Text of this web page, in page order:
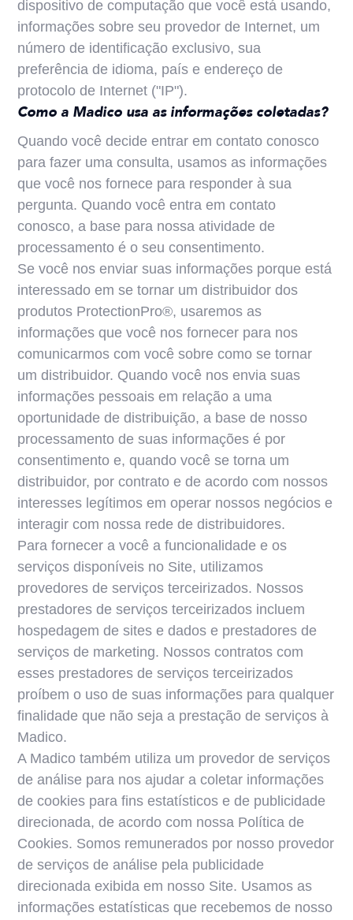
dispositivo de computação que você está usando,
informações sobre seu provedor de Internet, um
número de identificação exclusivo, sua
preferência de idioma, país e endereço de
protocolo de Internet ("IP").
Como a Madico usa as informações coletadas?
Quando você decide entrar em contato conosco
para fazer uma consulta, usamos as informações
que você nos fornece para responder à sua
pergunta. Quando você entra em contato
conosco, a base para nossa atividade de
processamento é o seu consentimento.
Se você nos enviar suas informações porque está
interessado em se tornar um distribuidor dos
produtos ProtectionPro®, usaremos as
informações que você nos fornecer para nos
comunicarmos com você sobre como se tornar
um distribuidor. Quando você nos envia suas
informações pessoais em relação a uma
oportunidade de distribuição, a base de nosso
processamento de suas informações é por
consentimento e, quando você se torna um
distribuidor, por contrato e de acordo com nossos
interesses legítimos em operar nossos negócios e
interagir com nossa rede de distribuidores.
Para fornecer a você a funcionalidade e os
serviços disponíveis no Site, utilizamos
provedores de serviços terceirizados. Nossos
prestadores de serviços terceirizados incluem
hospedagem de sites e dados e prestadores de
serviços de marketing. Nossos contratos com
esses prestadores de serviços terceirizados
proíbem o uso de suas informações para qualquer
finalidade que não seja a prestação de serviços à
Madico.
A Madico também utiliza um provedor de serviços
de análise para nos ajudar a coletar informações
de cookies para fins estatísticos e de publicidade
direcionada, de acordo com nossa Política de
Cookies. Somos remunerados por nosso provedor
de serviços de análise pela publicidade
direcionada exibida em nosso Site. Usamos as
informações estatísticas que recebemos de nosso